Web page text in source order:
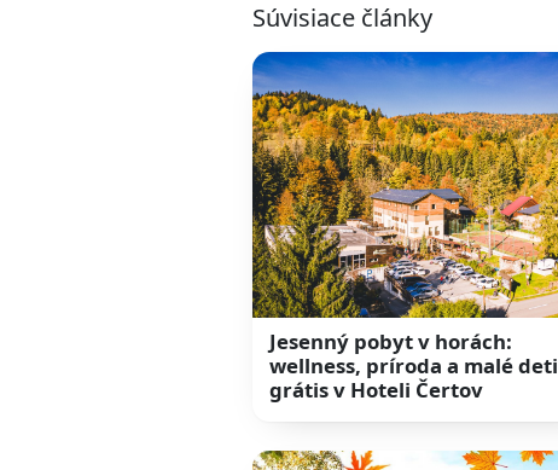
Súvisiace články
Jesenný pobyt v horách:
wellness, príroda a malé deti
grátis v Hoteli Čertov